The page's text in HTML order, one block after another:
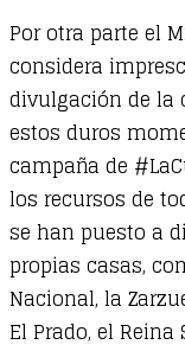
Por otra parte el
considera
divulgación de la
estos duros
campaña de
los recursos de
se han puesto a
propias casas,
Nacional, la
El Prado, el